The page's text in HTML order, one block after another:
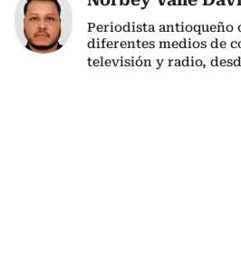
Periodista antioqueño
diferentes medios de
televisión y radio,